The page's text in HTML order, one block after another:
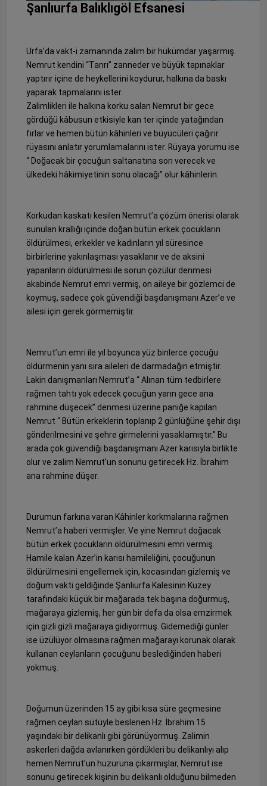
Şanlıurfa Balıklıgöl Efsanesi
Urfa’da vakt-i zamanında zalim bir hükümdar yaşarmış.
Nemrut kendini “Tanrı” zanneder ve büyük tapınaklar
yaptırır içine de heykellerini koydurur, halkına da baskı
yaparak tapmalarını ister.
Zalimlikleri ile halkına korku salan Nemrut bir gece
gördüğü kâbusun etkisiyle kan ter içinde yatağından
fırlar ve hemen bütün kâhinleri ve büyücüleri çağırır
rüyasını anlatır yorumlamalarını ister. Rüyaya yorumu ise
“ Doğacak bir çocuğun saltanatına son verecek ve
ülkedeki hâkimiyetinin sonu olacağı” olur kâhinlerin.
Korkudan kaskatı kesilen Nemrut’a çözüm önerisi olarak
sunulan krallığı içinde doğan bütün erkek çocukların
öldürülmesi, erkekler ve kadınların yıl süresince
birbirlerine yakınlaşması yasaklanır ve de aksini
yapanların öldürülmesi ile sorun çözülür denmesi
akabinde Nemrut emri vermiş, on aileye bir gözlemci de
koymuş, sadece çok güvendiği başdanışmanı Azer’e ve
ailesi için gerek görmemiştir.
Nemrut’un emri ile yıl boyunca yüz binlerce çocuğu
öldürmenin yanı sıra aileleri de darmadağın etmiştir.
Lakin danışmanları Nemrut’a “ Alınan tüm tedbirlere
rağmen tahtı yok edecek çocuğun yarın gece ana
rahmine düşecek” denmesi üzerine paniğe kapılan
Nemrut “ Bütün erkeklerin toplanıp 2 günlüğüne şehir dışı
gönderilmesini ve şehre girmelerini yasaklamıştır.” Bu
arada çok güvendiği başdanışmanı Azer karısıyla birlikte
olur ve zalim Nemrut’un sonunu getirecek Hz. İbrahim
ana rahmine düşer.
Durumun farkına varan Kâhinler korkmalarına rağmen
Nemrut’a haberi vermişler. Ve yine Nemrut doğacak
bütün erkek çocukların öldürülmesini emri vermiş.
Hamile kalan Azer’in karısı hamileliğini, çocuğunun
öldürülmesini engellemek için, kocasından gizlemiş ve
doğum vakti geldiğinde Şanlıurfa Kalesinin Kuzey
tarafındaki küçük bir mağarada tek başına doğurmuş,
mağaraya gizlemiş, her gün bir defa da olsa emzirmek
için gizli gizli mağaraya gidiyormuş. Gidemediği günler
ise üzülüyor olmasına rağmen mağarayı korunak olarak
kullanan ceylanların çocuğunu beslediğinden haberi
yokmuş.
Doğumun üzerinden 15 ay gibi kısa süre geçmesine
rağmen ceylan sütüyle beslenen Hz. İbrahim 15
yaşındaki bir delikanlı gibi görünüyormuş. Zalimin
askerleri dağda avlanırken gördükleri bu delikanlıyı alıp
hemen Nemrut’un huzuruna çıkarmışlar, Nemrut ise
sonunu getirecek kişinin bu delikanlı olduğunu bilmeden